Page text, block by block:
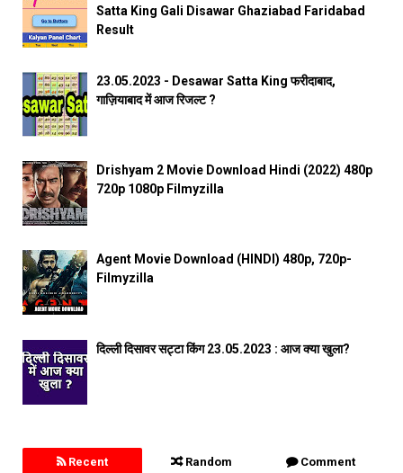
Satta King Gali Disawar Ghaziabad Faridabad
Result
23.05.2023 - Desawar Satta King फरीदाबाद,
गाज़ियाबाद में आज रिजल्ट ?
Drishyam 2 Movie Download Hindi (2022) 480p
720p 1080p Filmyzilla
Agent Movie Download (HINDI) 480p, 720p-
Filmyzilla
दिल्ली दिसावर सट्टा किंग 23.05.2023 : आज क्या खुला?
Recent Random Comment